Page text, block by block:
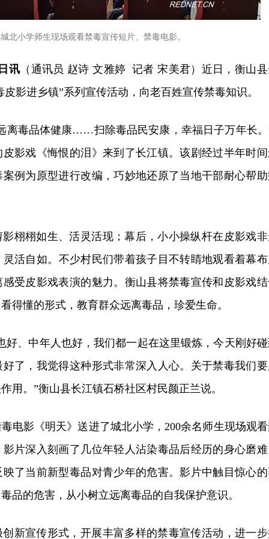
北小学师生现场观看禁毒宣传短片、禁毒电影。
讯 （通讯员 赵诗 文雅婷 记者 宋美君）近日，衡山
影进乡镇”系列宣传活动，向老百姓宣传禁毒知识。
离毒品体健康……扫除毒品民安康，幸福日子万年长。
影戏《悔恨的泪》来到了长江镇。该剧经过半年时
例为原型进行改编，巧妙地还原了当地干部耐心帮
栩栩如生、活灵活现；幕后，小小操纵杆在皮影戏
活自如。 不少村民们带着孩子目不转睛地观看着幕
受皮影戏表演的魅力。 衡山县将禁毒宣传和皮影戏
得懂的形式，教育群众远离毒品，珍爱生命。
好、中年人也好，我们都一起在这里锻炼，今天刚好碰
了，我觉得这种形式非常深入人心。关于禁毒我们
用。”衡山县长江镇石桥社区村民颜正兰说。
电影《明天》送进了城北小学，200余名师生现场观
影片深入刻画了几位年轻人沾染毒品后经历的身心磨难
了当前新型毒品对青少年的危害。影片中触目惊心
品的危害，从小树立远离毒品的自我保护意识。
新宣传形式，开展丰富多样的禁毒宣传活动，进一